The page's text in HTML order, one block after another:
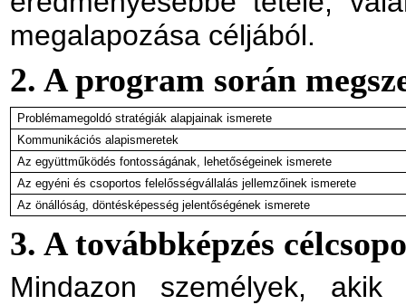
megalapozása céljából.
2. A program során
Problémamegoldó stratégiák alapjainak ismerete
Kommunikációs alapismeretek
Az együttműködés fontosságának, lehetőségeinek ismerete
Az egyéni és csoportos felelősségvállalás jellemzőinek ismerete
Az önállóság, döntésképesség jelentőségének ismerete
3. A továbbképzés
Mindazon személyek, akik